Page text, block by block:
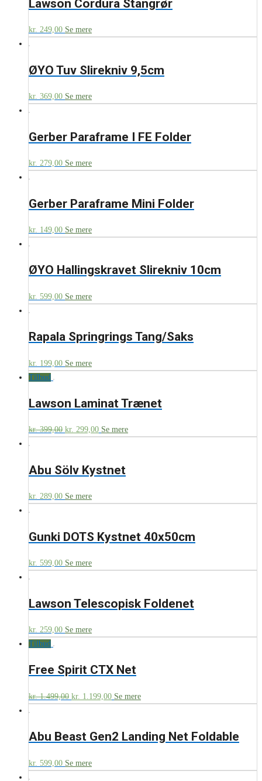
Lawson Cordura Stangrør
kr. 249,00 Se mere
ØYO Tuv Slirekniv 9,5cm
kr. 369,00 Se mere
Gerber Paraframe I FE Folder
kr. 279,00 Se mere
Gerber Paraframe Mini Folder
kr. 149,00 Se mere
ØYO Hallingskravet Slirekniv 10cm
kr. 599,00 Se mere
Rapala Springrings Tang/Saks
kr. 199,00 Se mere
Tilbud
Lawson Laminat Trænet
kr.399,00 kr. 299,00 Se mere
Abu Sölv Kystnet
kr. 289,00 Se mere
Gunki DOTS Kystnet 40x50cm
kr. 599,00 Se mere
Lawson Telescopisk Foldenet
kr. 259,00 Se mere
Tilbud
Free Spirit CTX Net
kr.1.499,00 kr. 1.199,00 Se mere
Abu Beast Gen2 Landing Net Foldable
kr. 599,00 Se mere